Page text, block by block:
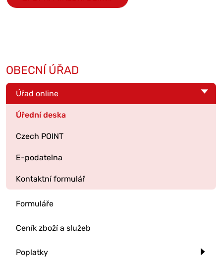
OBECNÍ ÚŘAD
Úřad online
Úřední deska
Czech POINT
E-podatelna
Kontaktní formulář
Formuláře
Ceník zboží a služeb
Poplatky